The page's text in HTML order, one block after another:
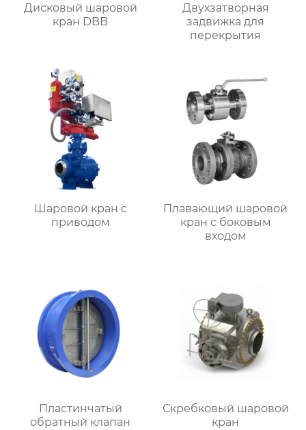
Дисковый шаровой
кран DBB
Двухзатворная
задвижка для
перекрытия
Шаровой кран с
приводом
Плавающий шаровой
кран с боковым
входом
Пластинчатый
обратный клапан
Скребковый шаровой
кран